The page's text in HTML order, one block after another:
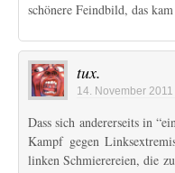
schönere Feindbild, das
tux.
14. November
Dass sich andererseits in
Kampf gegen
linken Schmierereien, die